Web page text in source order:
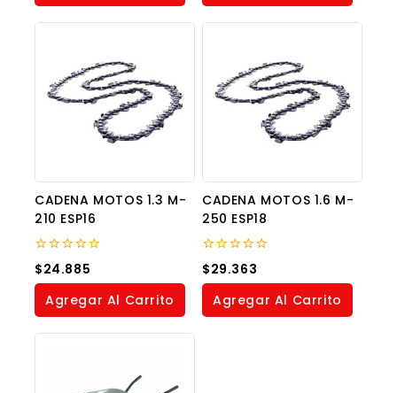
CADENA MOTOS 1.3 M-
210 ESP16
0
out
of
$24.885
Agregar Al Carrito
CADENA MOTOS 1.6 M-
250 ESP18
0
out
of
$29.363
Agregar Al Carrito